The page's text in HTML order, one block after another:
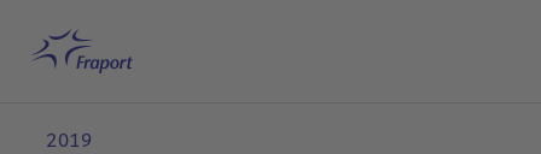
Startseite
2019